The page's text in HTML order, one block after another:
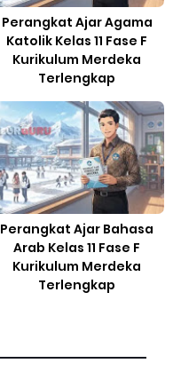
Perangkat Ajar Agama
Katolik Kelas 11 Fase F
Kurikulum Merdeka
Terlengkap
Perangkat Ajar Bahasa
Arab Kelas 11 Fase F
Kurikulum Merdeka
Terlengkap